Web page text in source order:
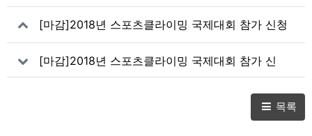
[마감]2018년 스포츠클라이밍 국제대회 참가 신청
(5차) - 아시안컵 (B,S) 방콕
[마감]2018년 스포츠클라이밍 국제대회 참가 신
청(5차) - 월드컵 (B) 하치오지
목록